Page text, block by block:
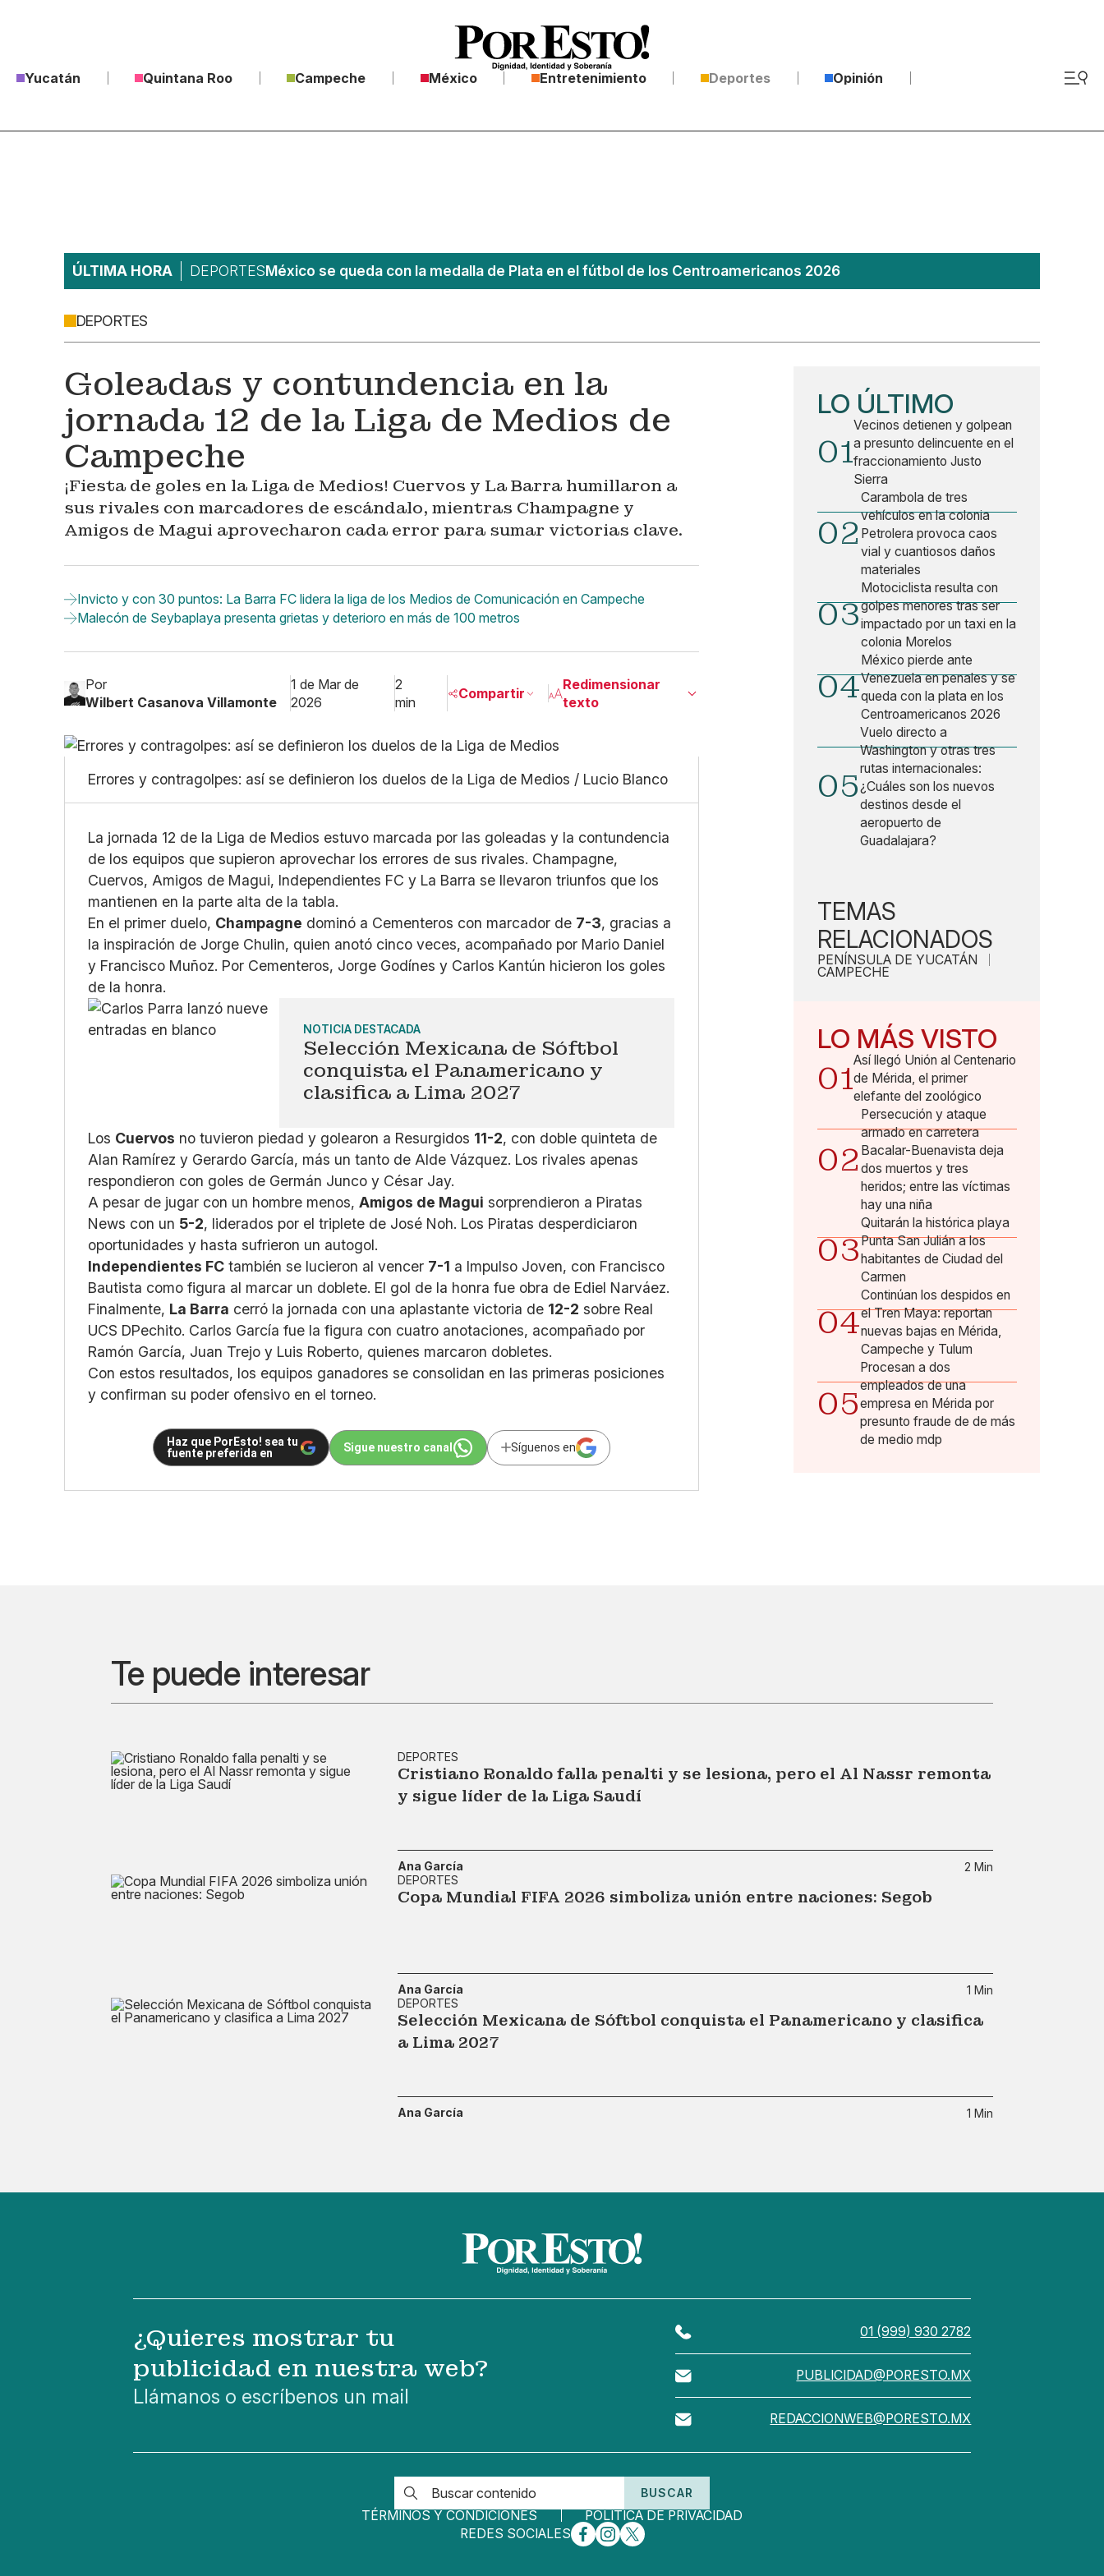
Yucatán Quintana Roo Campeche México Entretenimiento Deportes Opinión
ÚLTIMA HORA DEPORTESMéxico se queda con la medalla de Plata en el fútbol de los Centroamericanos 2026
DEPORTES
Goleadas y contundencia en la
jornada 12 de la Liga de Medios de
Campeche
¡Fiesta de goles en la Liga de Medios! Cuervos y La Barra humillaron a
sus rivales con marcadores de escándalo, mientras Champagne y
Amigos de Magui aprovecharon cada error para sumar victorias clave.
Invicto y con 30 puntos: La Barra FC lidera la liga de los Medios de Comunicación en Campeche
Malecón de Seybaplaya presenta grietas y deterioro en más de 100 metros
Por
Wilbert Casanova Villamonte
1 de Mar de
2026
2
min
Compartir
Linkedin
X
Whatsapp
Redimensionar
texto
Grande
Errores y contragolpes: así se definieron los duelos de la Liga de Medios / Lucio Blanco
La jornada 12 de la Liga de Medios estuvo marcada por las goleadas y la contundencia
de los equipos que supieron aprovechar los errores de sus rivales. Champagne,
Cuervos, Amigos de Magui, Independientes FC y La Barra se llevaron triunfos que los
mantienen en la parte alta de la tabla.
En el primer duelo, Champagne dominó a Cementeros con marcador de 7-3, gracias a
la inspiración de Jorge Chulin, quien anotó cinco veces, acompañado por Mario Daniel
y Francisco Muñoz. Por Cementeros, Jorge Godínes y Carlos Kantún hicieron los goles
de la honra.
NOTICIA DESTACADA
Selección Mexicana de Sóftbol
conquista el Panamericano y
clasifica a Lima 2027
Los Cuervos no tuvieron piedad y golearon a Resurgidos 11-2, con doble quinteta de
Alan Ramírez y Gerardo García, más un tanto de Alde Vázquez. Los rivales apenas
respondieron con goles de Germán Junco y César Jay.
A pesar de jugar con un hombre menos,Amigos de Magui sorprendieron a Piratas
News con un 5-2, liderados por el triplete de José Noh. Los Piratas desperdiciaron
oportunidades y hasta sufrieron un autogol.
Independientes FC también se lucieron al vencer 7-1 a Impulso Joven, con Francisco
Bautista como figura al marcar un doblete. El gol de la honra fue obra de Ediel Narváez.
Finalmente, La Barra cerró la jornada con una aplastante victoria de 12-2 sobre Real
UCS DPechito. Carlos García fue la figura con cuatro anotaciones, acompañado por
Ramón García, Juan Trejo y Luis Roberto, quienes marcaron dobletes.
Con estos resultados, los equipos ganadores se consolidan en las primeras posiciones
y confirman su poder ofensivo en el torneo.
Haz que PorEsto! sea tu
fuente preferida en
Sigue nuestro canal Síguenos en
LO ÚLTIMO
01
Vecinos detienen y golpean
a presunto delincuente en el
fraccionamiento Justo
Sierra
02
Carambola de tres
vehículos en la colonia
Petrolera provoca caos
vial y cuantiosos daños
materiales
03
Motociclista resulta con
golpes menores tras ser
impactado por un taxi en la
colonia Morelos
04
México pierde ante
Venezuela en penales y se
queda con la plata en los
Centroamericanos 2026
05
Vuelo directo a
Washington y otras tres
rutas internacionales:
¿Cuáles son los nuevos
destinos desde el
aeropuerto de
Guadalajara?
TEMAS
RELACIONADOS
PENÍNSULA DE YUCATÁN
CAMPECHE
LO MÁS VISTO
01Así llegó Unión al Centenario
de Mérida, el primer
elefante del zoológico
02
Persecución y ataque
armado en carretera
Bacalar-Buenavista deja
dos muertos y tres
heridos; entre las víctimas
hay una niña
03
Quitarán la histórica playa
Punta San Julián a los
habitantes de Ciudad del
Carmen
04
Continúan los despidos en
el Tren Maya: reportan
nuevas bajas en Mérida,
Campeche y Tulum
05
Procesan a dos
empleados de una
empresa en Mérida por
presunto fraude de de más
de medio mdp
Te puede interesar
DEPORTES
Cristiano Ronaldo falla penalti y se lesiona, pero el Al Nassr remonta
y sigue líder de la Liga Saudí
Ana García
2 Min
DEPORTES
Copa Mundial FIFA 2026 simboliza unión entre naciones: Segob
Ana García
1 Min
DEPORTES
Selección Mexicana de Sóftbol conquista el Panamericano y clasifica
a Lima 2027
Ana García 1 Min
¿Quieres mostrar tu
publicidad en nuestra web?
Llámanos o escríbenos un mail
01 (999) 930 2782
PUBLICIDAD@PORESTO.MX
REDACCIONWEB@PORESTO.MX
BUSCAR
TÉRMINOS Y CONDICIONES
POLÍTICA DE PRIVACIDAD
REDES SOCIALES